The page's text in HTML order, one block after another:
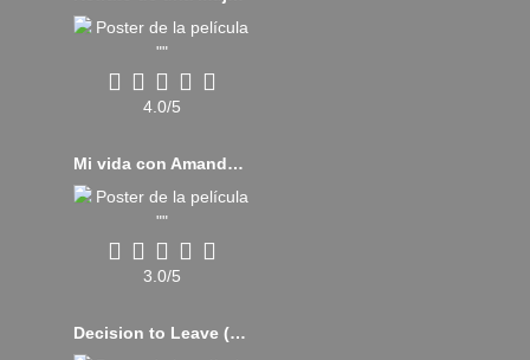
4.0/5
Mi vida con Amanda (2018)
3.0/5
Decision to Leave (2022)